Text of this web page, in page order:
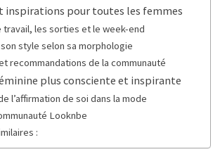
inspirations pour toutes les femmes
travail, les sorties et le week-end
style selon sa morphologie
recommandations de la communauté
plus consciente et inspirante
l’affirmation de soi dans la mode
Looknbe
: